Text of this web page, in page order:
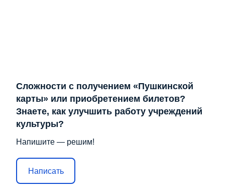
Сложности с получением «Пушкинской
карты» или приобретением билетов?
Знаете, как улучшить работу учреждений
культуры?
Напишите — решим!
Написать